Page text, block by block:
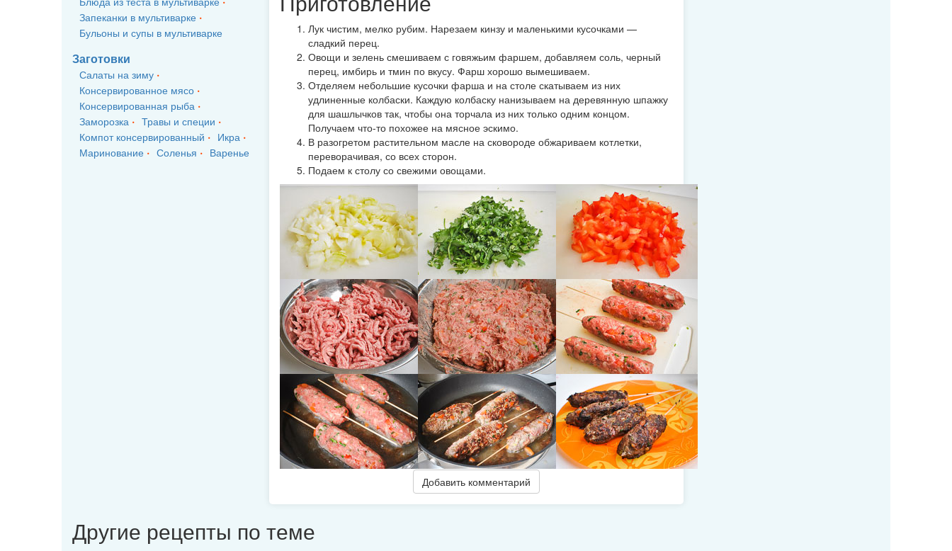
Запеканки в мультиварке
Бульоны и супы в мультиварке
Заготовки
Салаты на зиму
Консервированное мясо
Консервированная рыба
Заморозка
Травы и специи
Компот консервированный
Икра
Маринование
Соленья Варенье
Лук чистим, мелко рубим. Нарезаем кинзу и маленькими кусочками —
сладкий перец.
Овощи и зелень смешиваем с говяжьим фаршем, добавляем соль, черный
перец, имбирь и тмин по вкусу. Фарш хорошо вымешиваем.
Отделяем небольшие кусочки фарша и на столе скатываем из них
удлиненные колбаски. Каждую колбаску нанизываем на деревянную шпажку
для шашлычков так, чтобы она торчала из них только одним концом.
Получаем что-то похожее на мясное эскимо.
В разогретом растительном масле на сковороде обжариваем котлетки,
переворачивая, со всех сторон.
Подаем к столу со свежими овощами.
Добавить комментарий
Другие рецепты по теме